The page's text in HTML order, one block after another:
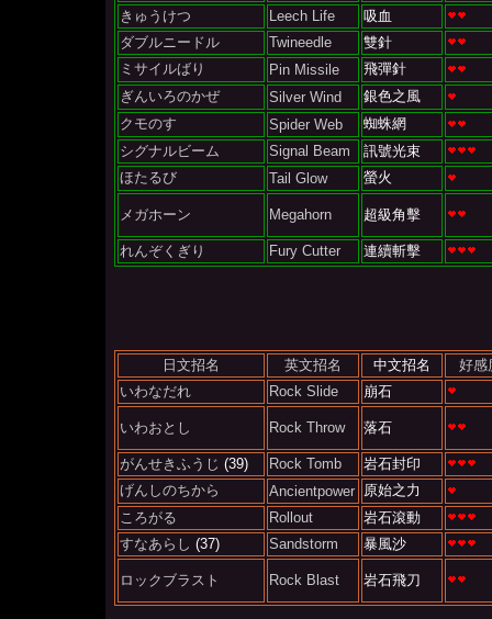
きゅうけつ
Leech Life
吸血
ダブルニードル
Twineedle
雙針
ミサイルばり
Pin Missile
飛彈針
ぎんいろのかぜ
Silver Wind
銀色之風
クモのす
Spider Web
蜘蛛網
シグナルビーム
Signal Beam
訊號光束
ほたるび
Tail Glow 螢火
メガホーン Megahorn 超級角擊
れんぞくぎり Fury Cutter 連續斬擊
日文招名 英文招名 中文招名
好感
いわなだれ
Rock Slide 崩石
いわおとし Rock Throw 落石
がんせきふうじ (39) Rock Tomb
岩石封印
げんしのちから
Ancientpower 原始之力
ころがる
Rollout
岩石滾動
すなあらし (37) Sandstorm 暴風沙
ロックブラスト Rock Blast 岩石飛刀